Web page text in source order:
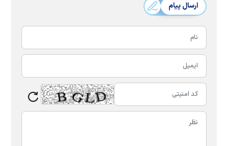
ارسال پیام